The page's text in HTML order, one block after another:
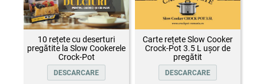
10 rețete cu deserturi
pregătite la Slow Cookerele
Crock-Pot
DESCARCARE
Carte rețete Slow Cooker
Crock-Pot 3.5 L ușor de
pregătit
DESCARCARE